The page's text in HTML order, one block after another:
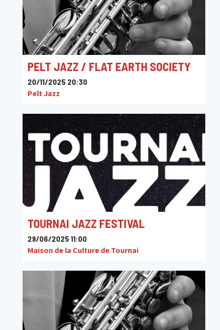
PELT JAZZ / FLAT EARTH SOCIETY
20/11/2025 20:30
Pelt Jazz
TOURNAI JAZZ FESTIVAL
29/06/2025 11:00
Maison de la Culture de Tournai